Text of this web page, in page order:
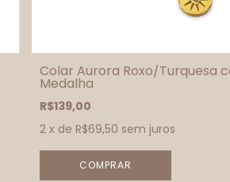
Colar Aurora Roxo/Turquesa
Medalha
R$139,00
2 x de R$69,50 sem juros